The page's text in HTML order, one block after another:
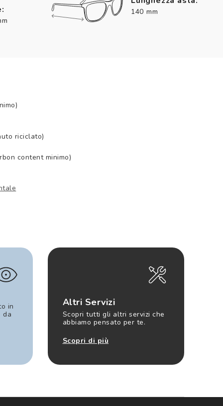
140 mm
riciclato)
content minimo)
in
da
Altri Servizi
Scopri tutti gli altri servizi che
abbiamo pensato per te.
Scopri di più